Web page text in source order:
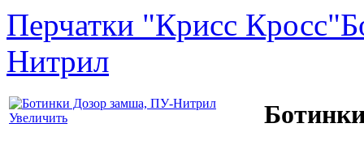
Перчатки "Крисс Кросс"
Нитрил
Увеличить